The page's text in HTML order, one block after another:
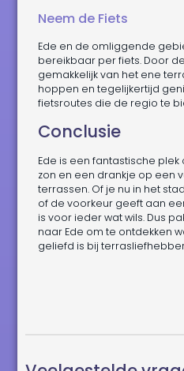
Neem de Fiets
Ede en de omliggende
bereikbaar per fiets. Door
gemakkelijk van het ene
hoppen en tegelijkertijd
fietsroutes die de regio te
Conclusie
Ede is een fantastische
zon en een drankje op een
terrassen. Of je nu in het
of de voorkeur geeft aan
is voor ieder wat wils. Dus
naar Ede om te ontdekken
geliefd is bij